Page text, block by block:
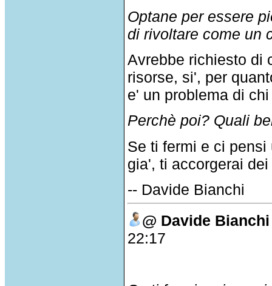
Optane per essere
di rivoltare come un
Avrebbe richiesto di
risorse, si', per
e' un problema di
Perchè poi? Quali
Se ti fermi e ci
gia', ti accorgerai
-- Davide Bianchi
@ Davide Bianchi
22:17